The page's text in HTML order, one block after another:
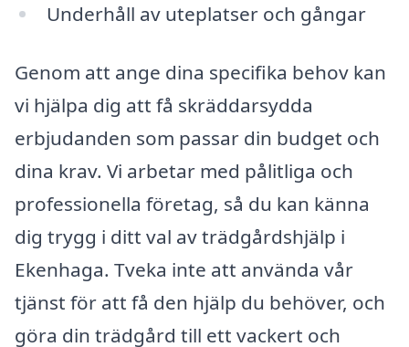
Underhåll av uteplatser och gångar
Genom att ange dina specifika behov kan
vi hjälpa dig att få skräddarsydda
erbjudanden som passar din budget och
dina krav. Vi arbetar med pålitliga och
professionella företag, så du kan känna
dig trygg i ditt val av trädgårdshjälp i
Ekenhaga. Tveka inte att använda vår
tjänst för att få den hjälp du behöver, och
göra din trädgård till ett vackert och